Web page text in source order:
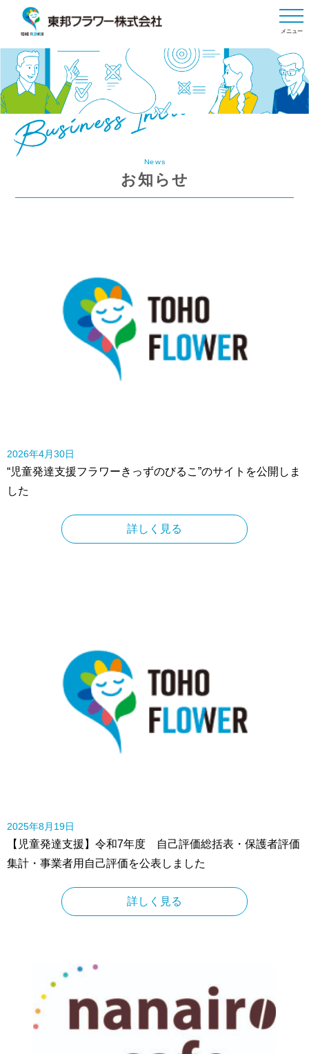
メニュー
News
お知らせ
2026年4月30日
“児童発達支援フラワーきっずのびるこ”のサイトを公開しま
した
詳しく見る
2025年8月19日
【児童発達支援】令和7年度 自己評価総括表・保護者評価
集計・事業者用自己評価を公表しました
詳しく見る